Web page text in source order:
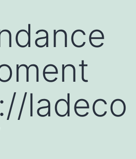
ladeco